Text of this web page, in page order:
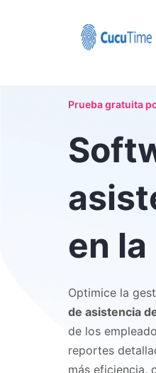
Prueba gratuita
en
Optimice la
de asistencia
de los
reportes
más eficiencia,